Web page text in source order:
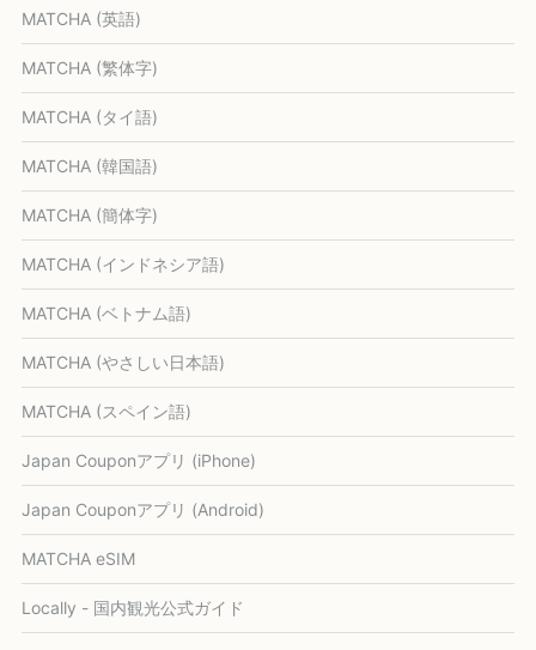
MATCHA (英語)
MATCHA (繁体字)
MATCHA (タイ語)
MATCHA (韓国語)
MATCHA (簡体字)
MATCHA (インドネシア語)
MATCHA (ベトナム語)
MATCHA (やさしい日本語)
MATCHA (スペイン語)
Japan Couponアプリ (iPhone)
Japan Couponアプリ (Android)
MATCHA eSIM
Locally - 国内観光公式ガイド